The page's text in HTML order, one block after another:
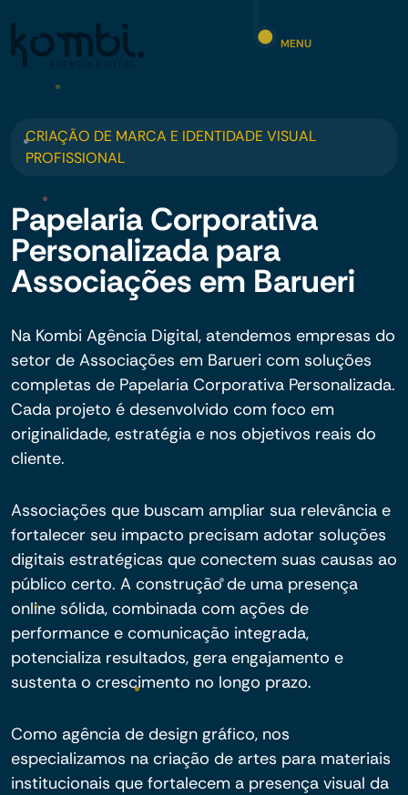
MENU
CRIAÇÃO DE MARCA E IDENTIDADE VISUAL
PROFISSIONAL
Papelaria Corporativa
Personalizada para
Associações em Barueri
Na Kombi Agência Digital, atendemos empresas do
setor de Associações em Barueri com soluções
completas de Papelaria Corporativa Personalizada.
Cada projeto é desenvolvido com foco em
originalidade, estratégia e nos objetivos reais do
cliente.
Associações que buscam ampliar sua relevância e
fortalecer seu impacto precisam adotar soluções
digitais estratégicas que conectem suas causas ao
público certo. A construção de uma presença
online sólida, combinada com ações de
performance e comunicação integrada,
potencializa resultados, gera engajamento e
sustenta o crescimento no longo prazo.
Como agência de design gráfico, nos
especializamos na criação de artes para materiais
institucionais que fortalecem a presença visual da